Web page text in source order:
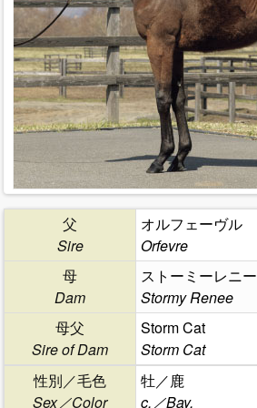
父
Sire
オルフェーヴル
Orfevre
母
Dam
ストーミーレニー
Stormy Renee
母父
Sire of Dam
Storm Cat
Storm Cat
性別／毛色
Sex／Color
牡／鹿
c.／Bay.